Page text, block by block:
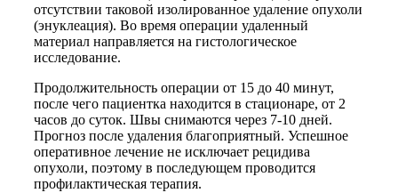
отсутствии таковой изолированное удаление опухоли
(энуклеация). Во время операции удаленный
материал направляется на гистологическое
исследование.
Продолжительность операции от 15 до 40 минут,
после чего пациентка находится в стационаре, от 2
часов до суток. Швы снимаются через 7-10 дней.
Прогноз после удаления благоприятный. Успешное
оперативное лечение не исключает рецидива
опухоли, поэтому в последующем проводится
профилактическая терапия.